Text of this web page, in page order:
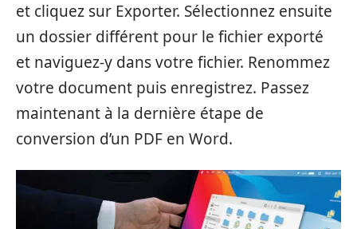
et cliquez sur Exporter. Sélectionnez ensuite
un dossier différent pour le fichier exporté
et naviguez-y dans votre fichier. Renommez
votre document puis enregistrez. Passez
maintenant à la dernière étape de
conversion d’un PDF en Word.